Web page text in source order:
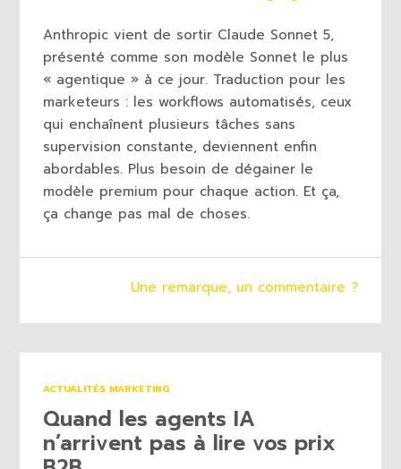
Anthropic vient de sortir Claude Sonnet 5,
présenté comme son modèle Sonnet le plus
« agentique » à ce jour. Traduction pour les
marketeurs : les workflows automatisés, ceux
qui enchaînent plusieurs tâches sans
supervision constante, deviennent enfin
abordables. Plus besoin de dégainer le
modèle premium pour chaque action. Et ça,
ça change pas mal de choses.
Une remarque, un commentaire ?
ACTUALITÉS MARKETING
Quand les agents IA
n’arrivent pas à lire vos prix